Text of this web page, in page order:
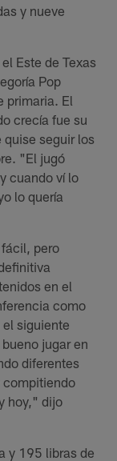
y nueve
Este de Texas
Pop
primaria. El
crecía fue su
seguir los
"El jugó
cuando ví lo
lo quería
pero
en el
como
siguiente
jugar en
diferentes
compitiendo
hoy," dijo
y 195 libras de